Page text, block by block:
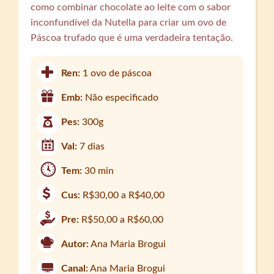
como combinar chocolate ao leite com o sabor
inconfundível da Nutella para criar um ovo de
Páscoa trufado que é uma verdadeira tentação.
Ren: 1 ovo de páscoa
Emb: Não especificado
Pes:300g
Val:7 dias
Tem:30 min
Cus: R$30,00 a R$40,00
Pre: R$50,00 a R$60,00
Autor:Ana Maria Brogui
Canal:Ana Maria Brogui